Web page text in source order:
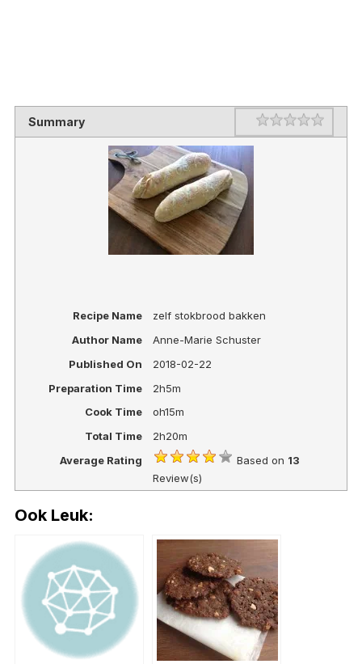
Summary Rating
1 star
2 stars
3 stars
4 stars
5 stars
Recipe Name
zelf stokbrood bakken
Author Name
Anne-Marie Schuster
Published On
2018-02-22
Preparation Time
2h5m
Cook Time
oh15m
Total Time
2h20m
Average Rating
Based on 13
Review(s)
Ook Leuk: